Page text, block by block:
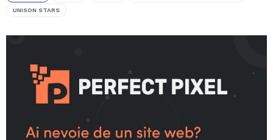
UNISON STARS